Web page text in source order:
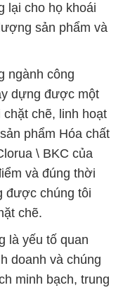
lại cho họ khoái
sản phẩm và
ngành công
dựng được một
chẽ, linh hoạt
phẩm Hóa chất
\ BKC của
và đúng thời
được chúng tôi
chẽ.
là yếu tố quan
doanh và chúng
minh bạch, trung